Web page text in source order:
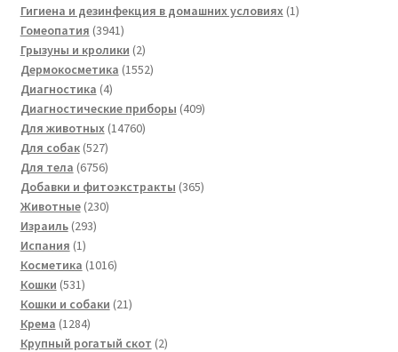
товаров
Гигиена и дезинфекция в домашних условиях 11
Гомеопатия 39413941
товар
Грызуны и кролики 22
товара
Дермокосметика 15521552
Диагностика 44
товара
Диагностические приборы 409409
Для животных 1476014760
Для собак 527527
товаров
Для тела 67566756
товаров
Добавки и фитоэкстракты 365365
Животные 230230
Израиль 293293
Испания 11
товар
Косметика 10161016
Кошки 531531
товар
Кошки и собаки 2121
Крема 12841284
товара
Крупный рогатый скот 22